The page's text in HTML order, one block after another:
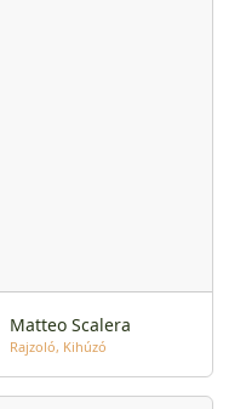
Matteo Scalera
Rajzoló Kihúzó